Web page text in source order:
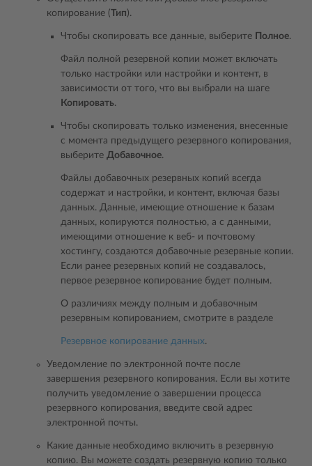
копирование (Тип).
Чтобы скопировать все данные, выберите Полное.
Файл полной резервной копии может включать
только настройки или настройки и контент, в
зависимости от того, что вы выбрали на шаге
Копировать.
Чтобы скопировать только изменения, внесенные
с момента предыдущего резервного копирования,
выберите Добавочное.
Файлы добавочных резервных копий всегда
содержат и настройки, и контент, включая базы
данных. Данные, имеющие отношение к базам
данных, копируются полностью, а с данными,
имеющими отношение к веб- и почтовому
хостингу, создаются добавочные резервные копии.
Если ранее резервных копий не создавалось,
первое резервное копирование будет полным.
О различиях между полным и добавочным
резервным копированием, смотрите в разделе
Резервное копирование данных.
Уведомление по электронной почте после
завершения резервного копирования. Если вы хотите
получить уведомление о завершении процесса
резервного копирования, введите свой адрес
электронной почты.
Какие данные необходимо включить в резервную
копию. Вы можете создать резервную копию только